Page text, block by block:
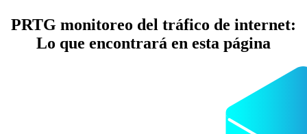
PRTG monitoreo del tráfico de internet:
Lo que encontrará en esta página